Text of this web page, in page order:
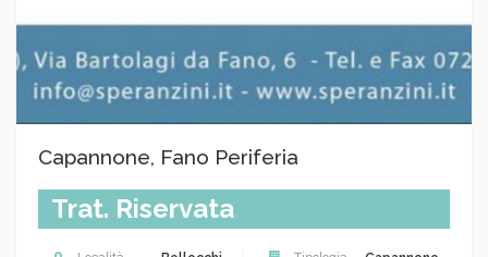
Capannone, Fano Periferia
Trat. Riservata